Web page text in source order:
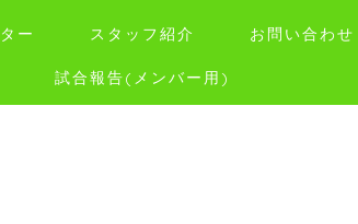
ー スタッフ紹介 お問い合わせ
試合報告(メンバー用)